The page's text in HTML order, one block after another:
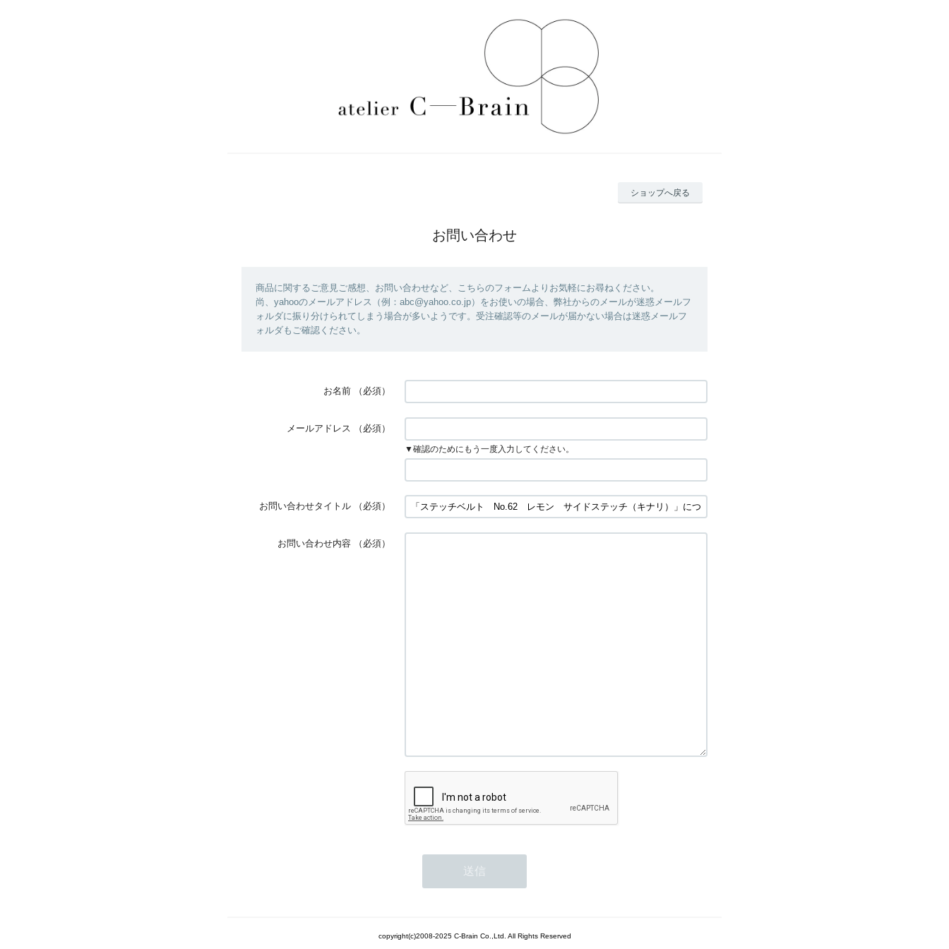
ショップへ戻る
お問い合わせ
商品に関するご意見ご感想、お問い合わせなど、こちらのフォームよりお気軽にお尋ねください。
尚、yahooのメールアドレス（例：abc@yahoo.co.jp）をお使いの場合、弊社からのメールが迷惑メールフ
ォルダに振り分けられてしまう場合が多いようです。受注確認等のメールが届かない場合は迷惑メールフ
ォルダもご確認ください。
お名前 （必須）
メールアドレス （必須）
▼確認のためにもう一度入力してください。
お問い合わせタイトル （必須）
お問い合わせ内容 （必須）
copyright(c)2008-2025 C-Brain Co.,Ltd. All Rights Reserved